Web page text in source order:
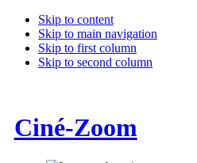
Skip to content
Skip to main navigation
Skip to first column
Skip to second column
Ciné-Zoom